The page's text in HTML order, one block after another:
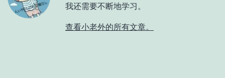
我还需要不断地学习。
查看小老外的所有文章。